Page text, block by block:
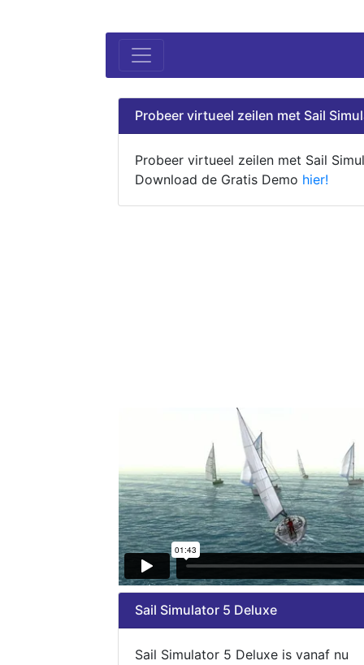
Probeer virtueel zeilen met Sail
Probeer virtueel zeilen met Sail
Download de Gratis Demo hier!
Sail Simulator 5 Deluxe
Sail Simulator 5 Deluxe is vanaf nu